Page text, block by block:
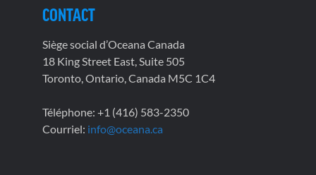
CONTACT
Siège social d’Oceana Canada
18 King Street East, Suite 505
Toronto, Ontario, Canada M5C 1C4
Téléphone: +1 (416) 583-2350
Courriel: info@oceana.ca